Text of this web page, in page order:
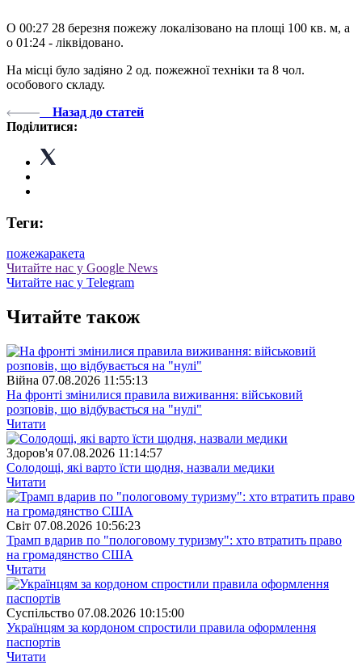
О 00:27 28 березня пожежу локалізовано на площі 100 кв. м, а
о 01:24 - ліквідовано.
На місці було задіяно 2 од. пожежної техніки та 8 чол.
особового складу.
Назад до статей
Поділитися:
Теги:
пожежаракета
Читайте нас у Google News
Читайте нас у Telegram
Читайте також
Війна 07.08.2026 11:55:13
На фронті змінилися правила виживання: військовий
розповів, що відбувається на "нулі"
Читати
Здоров'я 07.08.2026 11:14:57
Солодощі, які варто їсти щодня, назвали медики
Читати
Свiт 07.08.2026 10:56:23
Трамп вдарив по "пологовому туризму": хто втратить право
на громадянство США
Читати
Суспiльство 07.08.2026 10:15:00
Українцям за кордоном спростили правила оформлення
паспортів
Читати